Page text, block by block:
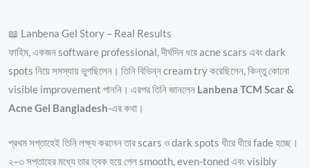
📖 Lanbena Gel Story – Real Results
ফাহিম, একজন software professional, দীর্ঘদিন ধরে acne scars এবং dark
spots নিয়ে সমস্যায় ভুগছিলেন। তিনি বিভিন্ন cream try করেছিলেন, কিন্তু কোনো
visible improvement পাননি। এরপর তিনি জানলেন Lanbena TCM Scar &
Acne Gel Bangladesh-এর কথা।
প্রথম সপ্তাহেই তিনি লক্ষ্য করলেন তার scars ও dark spots ধীরে ধীরে fade হচ্ছে।
২–৩ সপ্তাহের মধ্যে তার ত্বক হয়ে গেল smooth, even-toned এবং visibly